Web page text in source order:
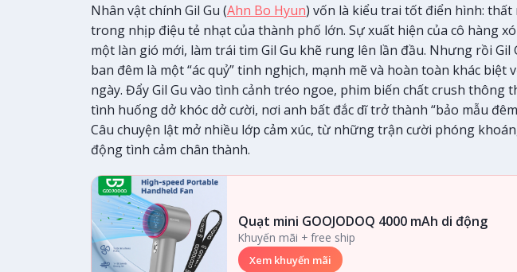
Nhân vật chính Gil Gu (Ahn Bo Hyun) vốn là kiểu trai tốt điển hình: thất
trong nhịp điệu tẻ nhạt của thành phố lớn. Sự xuất hiện của cô hàng
một làn gió mới, làm trái tim Gil Gu khẽ rung lên lần đầu. Nhưng rồi Gil
ban đêm là một “ác quỷ” tinh nghịch, mạnh mẽ và hoàn toàn khác biệt
ngày. Đẩy Gil Gu vào tình cảnh tréo ngoe, phim biến chất crush thông
tình huống dở khóc dở cười, nơi anh bất đắc dĩ trở thành “bảo mẫu
Câu chuyện lật mở nhiều lớp cảm xúc, từ những trận cười phóng
động tình cảm chân thành.
Quạt mini GOOJODOQ 4000 mAh di động
Khuyến mãi + free ship
Xem khuyến mãi